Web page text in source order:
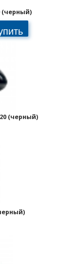
(черный)
(черный)